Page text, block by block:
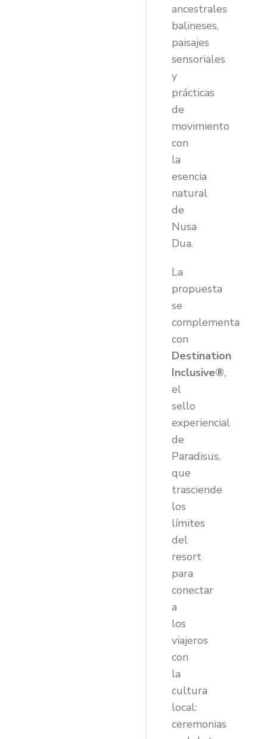
ancestrales
balineses,
paisajes
sensoriales
y
prácticas
de
movimiento
con
la
esencia
natural
de
Nusa
Dua.
La
propuesta
se
complementa
con
Destination
Inclusive®,
el
sello
experiencial
de
Paradisus,
que
trasciende
los
límites
del
resort
para
conectar
a
los
viajeros
con
la
cultura
local:
ceremonias